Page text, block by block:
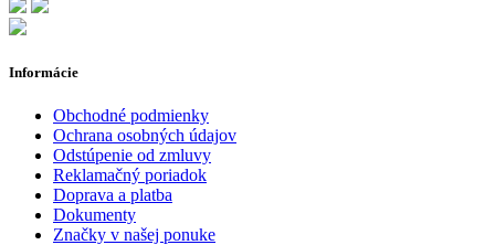
Informácie
Obchodné podmienky
Ochrana osobných údajov
Odstúpenie od zmluvy
Reklamačný poriadok
Doprava a platba
Dokumenty
Značky v našej ponuke